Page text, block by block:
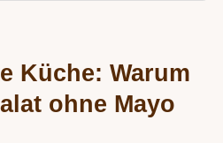
Küche: Warum
ohne Mayo